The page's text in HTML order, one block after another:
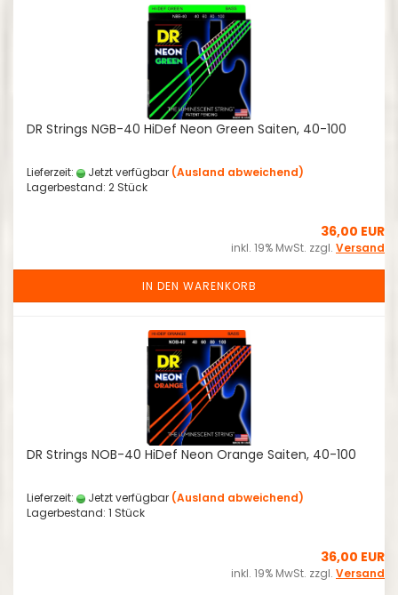
DR Strings NGB-40 HiDef Neon Green Saiten, 40-100
Lieferzeit: Jetzt verfügbar (Ausland abweichend)
Lagerbestand: 2 Stück
36,00 EUR
inkl. 19% MwSt. zzgl. Versand
IN DEN WARENKORB
DR Strings NOB-40 HiDef Neon Orange Saiten, 40-100
Lieferzeit: Jetzt verfügbar (Ausland abweichend)
Lagerbestand: 1 Stück
36,00 EUR
inkl. 19% MwSt. zzgl. Versand